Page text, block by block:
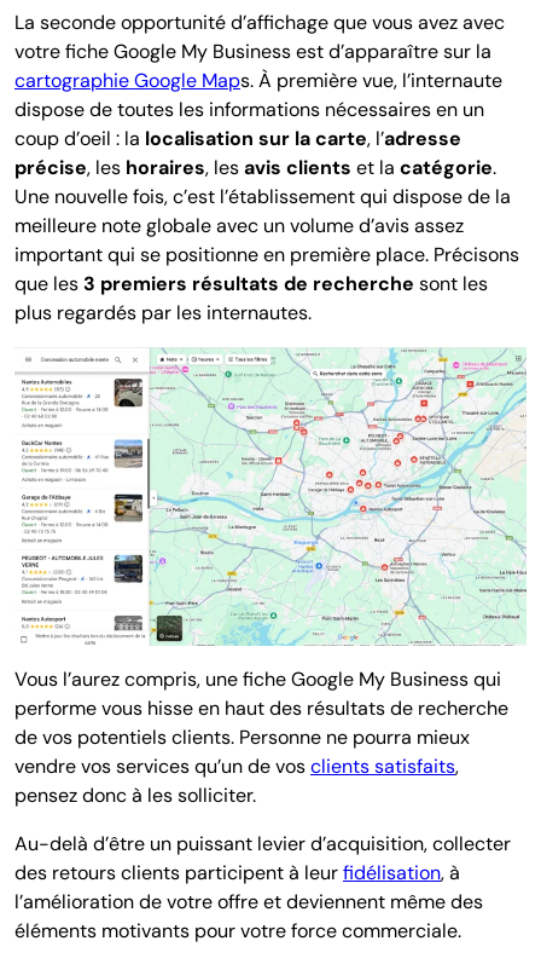
La seconde opportunité d’affichage que vous avez avec
votre fiche Google My Business est d’apparaître sur la
cartographie Google Maps. À première vue, l’internaute
dispose de toutes les informations nécessaires en un
coup d’oeil : la localisation sur la carte, l’adresse
précise, les horaires, lesavis clients et la catégorie.
Une nouvelle fois, c’est l’établissement qui dispose de la
meilleure note globale avec un volume d’avis assez
important qui se positionne en première place. Précisons
que les3 premiers résultats de recherche sont les
plus regardés par les internautes.
Vous l’aurez compris, une fiche Google My Business qui
performe vous hisse en haut des résultats de recherche
de vos potentiels clients. Personne ne pourra mieux
vendre vos services qu’un de vosclients satisfaits,
pensez donc à les solliciter.
Au-delà d’être un puissant levier d’acquisition, collecter
des retours clients participent à leurfidélisation, à
l’amélioration de votre offre et deviennent même des
éléments motivants pour votre force commerciale.